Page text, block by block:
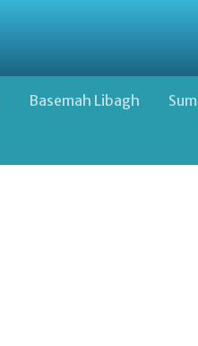
Basemah Libagh